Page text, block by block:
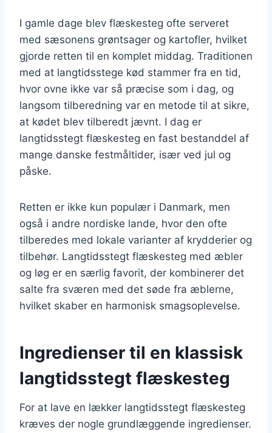
I gamle dage blev flæskesteg ofte serveret
med sæsonens grøntsager og kartofler, hvilket
gjorde retten til en komplet middag. Traditionen
med at langtidsstege kød stammer fra en tid,
hvor ovne ikke var så præcise som i dag, og
langsom tilberedning var en metode til at sikre,
at kødet blev tilberedt jævnt. I dag er
langtidsstegt flæskesteg en fast bestanddel af
mange danske festmåltider, især ved jul og
påske.
Retten er ikke kun populær i Danmark, men
også i andre nordiske lande, hvor den ofte
tilberedes med lokale varianter af krydderier og
tilbehør. Langtidsstegt flæskesteg med æbler
og løg er en særlig favorit, der kombinerer det
salte fra sværen med det søde fra æblerne,
hvilket skaber en harmonisk smagsoplevelse.
Ingredienser til en klassisk
langtidsstegt flæskesteg
For at lave en lækker langtidsstegt flæskesteg
kræves der nogle grundlæggende ingredienser.